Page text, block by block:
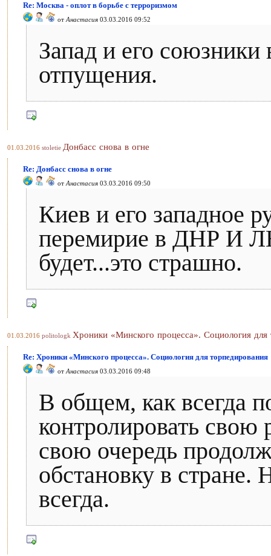
Re: Москва - оплот в борьбе с терроризмом
от Анастасия 03.03.2016 09:52
Запад и его союзники
отпущения.
01.03.2016 stoletie Донбасс снова в огне
Re: Донбасс снова в огне
от Анастасия 03.03.2016 09:50
Киев и его западное
перемирие в ДНР И
будет...это страшно.
01.03.2016 politologk Хроники «Минского процесса». Социология для
Re: Хроники «Минского процесса». Социология для торпедирования
от Анастасия 03.03.2016 09:48
В общем, как всегда
контролировать
свою очередь
обстановку в стране.
всегда.